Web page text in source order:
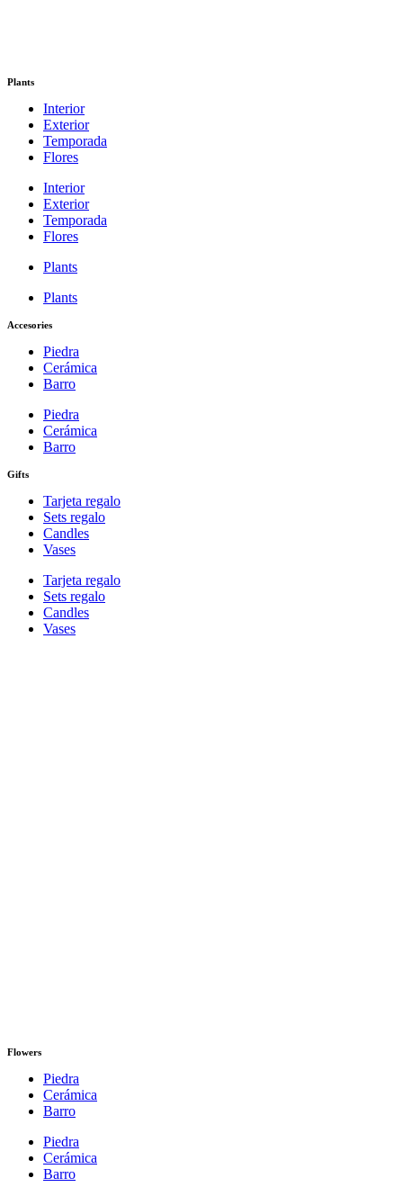
Plants
Interior
Exterior
Temporada
Flores
Interior
Exterior
Temporada
Flores
Plants
Plants
Accesories
Piedra
Cerámica
Barro
Piedra
Cerámica
Barro
Gifts
Tarjeta regalo
Sets regalo
Candles
Vases
Tarjeta regalo
Sets regalo
Candles
Vases
Flowers
Piedra
Cerámica
Barro
Piedra
Cerámica
Barro